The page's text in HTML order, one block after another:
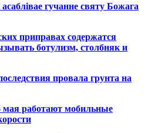
гучанне святу Божага
приправах содержатся
ботулизм, столбняк и
провала грунта на
мая работают мобильные